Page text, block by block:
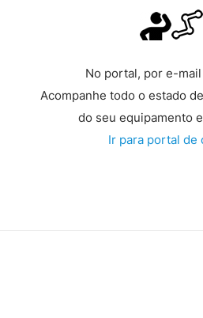
No portal, por e-
Acompanhe todo o estado
do seu equipamento
Ir para portal de